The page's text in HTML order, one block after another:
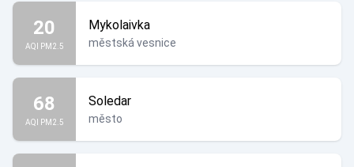
20
AQI PM2.5
Mykolaivka
městská vesnice
68
AQI PM2.5
Soledar
město